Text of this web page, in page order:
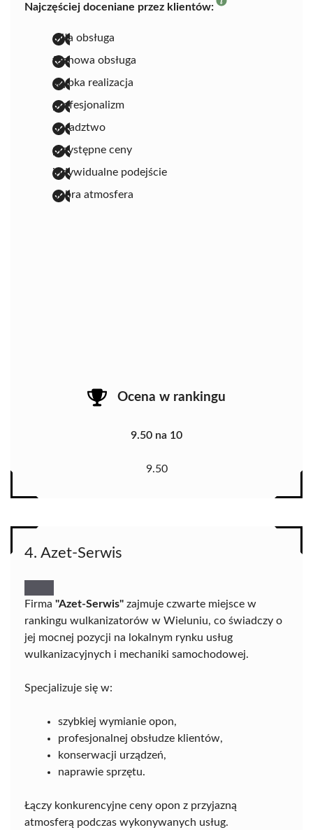
Najczęściej doceniane przez klientów:
miła obsługa
fachowa obsługa
szybka realizacja
profesjonalizm
doradztwo
przystępne ceny
indywidualne podejście
dobra atmosfera
Ocena w rankingu
9.50 na 10
9.50
4. Azet-Serwis
Firma "Azet-Serwis" zajmuje czwarte miejsce w
rankingu wulkanizatorów w Wieluniu, co świadczy o
jej mocnej pozycji na lokalnym rynku usług
wulkanizacyjnych i mechaniki samochodowej.
Specjalizuje się w:
szybkiej wymianie opon,
profesjonalnej obsłudze klientów,
konserwacji urządzeń,
naprawie sprzętu.
Łączy konkurencyjne ceny opon z przyjazną
atmosferą podczas wykonywanych usług.